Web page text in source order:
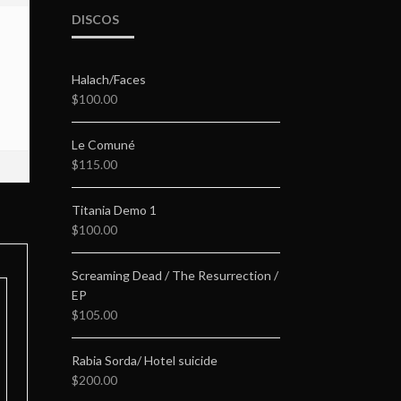
DISCOS
Halach/Faces
$100.00
Le Comuné
$115.00
Titania Demo 1
$100.00
Screaming Dead / The Resurrection /
EP
$105.00
Rabia Sorda/ Hotel suicide
$200.00